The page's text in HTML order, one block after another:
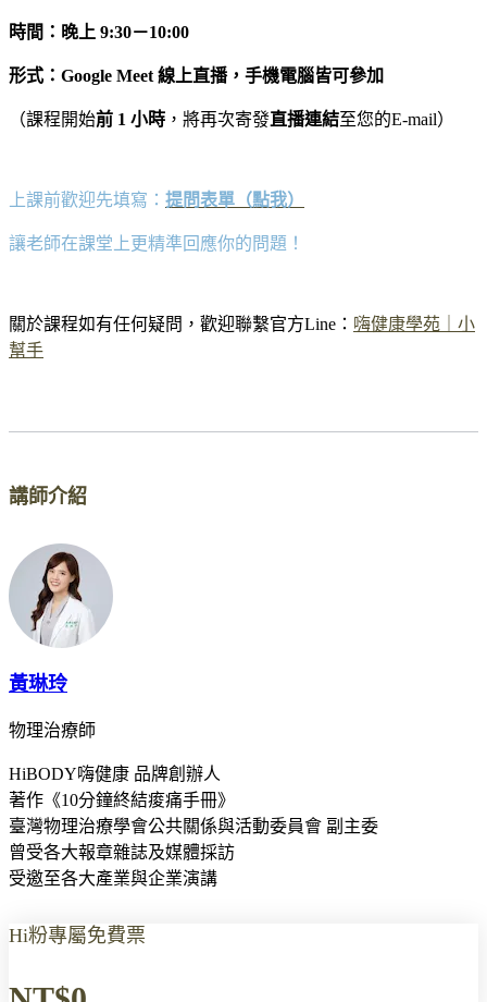
時間：晚上 9:30－10:00
形式： Google Meet 線上直播，手機電腦皆可參加
（課程開始前 1 小時 ，將再次寄發直播連結至您的E-mail）
上課前歡迎先填寫： 提問表單（點我）
讓老師在課堂上更精準回應你的問題！
關於課程如有任何疑問，歡迎聯繫官方Line： 嗨健康學苑｜小
幫手
講師介紹
黃琳玲
物理治療師
HiBODY嗨健康 品牌創辦人
著作《10分鐘終結痠痛手冊》
臺灣物理治療學會公共關係與活動委員會 副主委
曾受各大報章雜誌及媒體採訪
受邀至各大產業與企業演講
Hi粉專屬免費票